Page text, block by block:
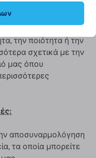
και το
ως Aftermarket μπορεί
την ποιότητα ή την
σχετικά με την
μας όπου
αποσυναρμολόγηση
τα οποία μπορείτε